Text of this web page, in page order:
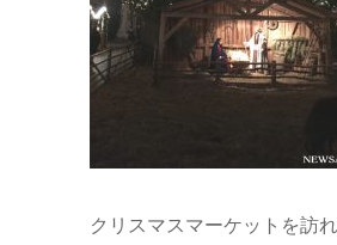
クリスマスマーケットを訪